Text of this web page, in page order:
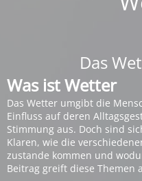
Das
Was ist Wetter
Das Wetter umgibt die
Einfluss auf deren
Stimmung aus. Doch sind
Klaren, wie die
zustande kommen und
Beitrag greift diese Themen